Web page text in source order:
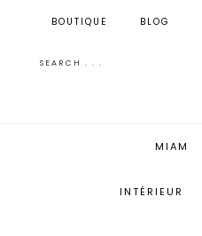
BOUTIQUE BLOG
MIAM
INTÉRIEUR